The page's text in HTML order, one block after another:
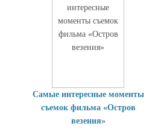
Самые интересные моменты
съемок фильма «Остров
везения»